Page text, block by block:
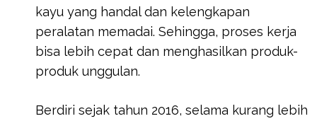
kayu yang handal dan kelengkapan
peralatan memadai. Sehingga, proses kerja
bisa lebih cepat dan menghasilkan produk-
produk unggulan.
Berdiri sejak tahun 2016, selama kurang lebih